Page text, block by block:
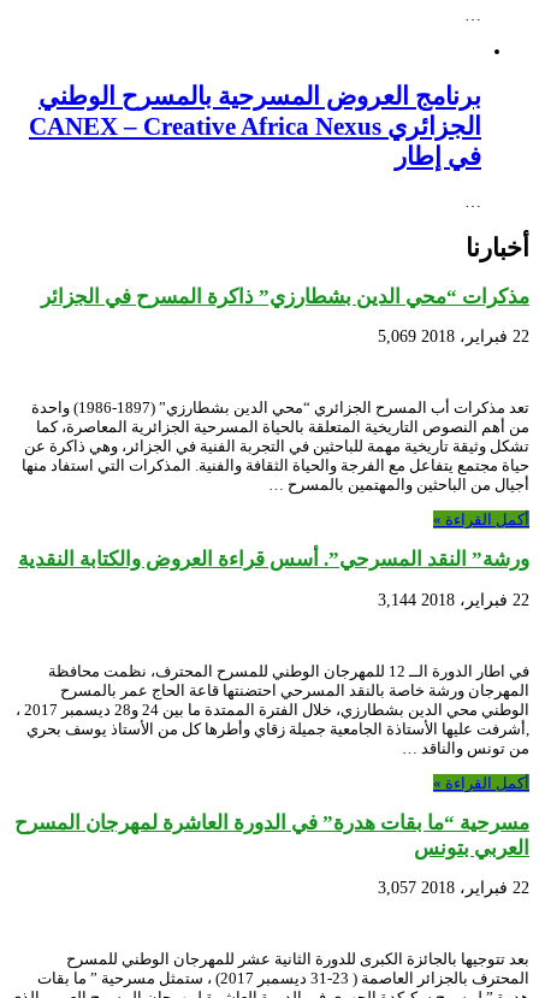
برنامج العروض المسرحية بالمسرح الوطني
الجزائري CANEX – Creative Africa Nexus
في إطار
…
أخبارنا
مذكرات “محي الدين بشطارزي” ذاكرة المسرح في الجزائر
22 فبراير، 2018 5,069
تعد مذكرات أب المسرح الجزائري “محي الدين بشطارزي” (1897-1986) واحدة
من أهم النصوص التاريخية المتعلقة بالحياة المسرحية الجزائرية المعاصرة، كما
تشكل وثيقة تاريخية مهمة للباحثين في التجربة الفنية في الجزائر، وهي ذاكرة عن
حياة مجتمع يتفاعل مع الفرجة والحياة الثقافة والفنية. المذكرات التي استفاد منها
أجيال من الباحثين والمهتمين بالمسرح …
أكمل القراءة »
ورشة” النقد المسرحي”. أسس قراءة العروض والكتابة النقدية
22 فبراير، 2018 3,144
في اطار الدورة الــ 12 للمهرجان الوطني للمسرح المحترف، نظمت محافظة
المهرجان ورشة خاصة بالنقد المسرحي احتضنتها قاعة الحاج عمر بالمسرح
الوطني محي الدين بشطارزي، خلال الفترة الممتدة ما بين 24 و28 ديسمبر 2017 ،
,أشرفت عليها الأستاذة الجامعية جميلة زقاي وأطرها كل من الأستاذ يوسف بحري
من تونس والناقد …
أكمل القراءة »
مسرحية “ما بقات هدرة” في الدورة العاشرة لمهرجان المسرح
العربي بتونس
22 فبراير، 2018 3,057
بعد تتوجيها بالجائزة الكبرى للدورة الثانية عشر للمهرجان الوطني للمسرح
المحترف بالجزائر العاصمة ( 23-31 ديسمبر 2017) ، ستمثل مسرحية ” ما بقات